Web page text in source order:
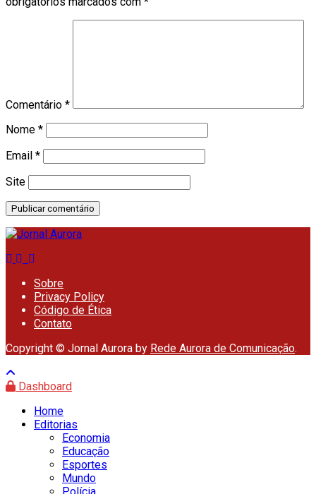
Comentário *
Nome *
Email *
Site
Sobre
Privacy Policy
Código de Ética
Contato
Copyright © Jornal Aurora by Rede Aurora de Comunicação.
Dashboard
Home
Editorias
Economia
Educação
Esportes
Mundo